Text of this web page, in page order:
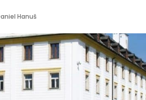
Hanuš